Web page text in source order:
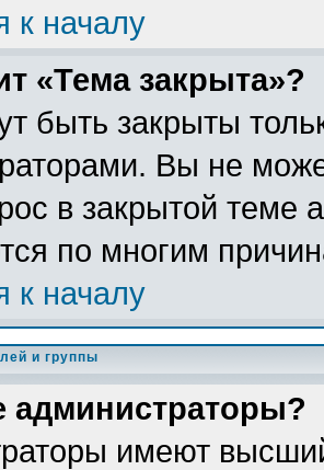
к началу
«Тема закрыта»?
быть закрыты
Вы не
в закрытой теме
по многим
к началу
и группы
администраторы?
имеют